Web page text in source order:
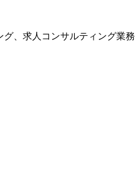
グ、求人コンサルティング業務